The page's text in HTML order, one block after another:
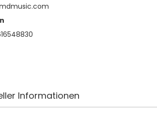
Informationen